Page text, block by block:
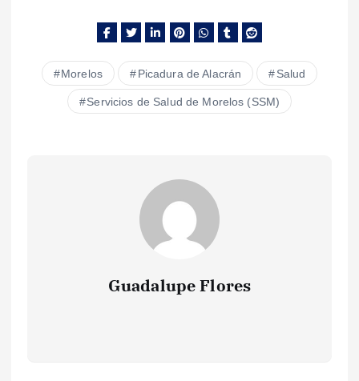
Morelos Picadura de Alacrán Salud
Servicios de Salud de Morelos (SSM)
Guadalupe Flores